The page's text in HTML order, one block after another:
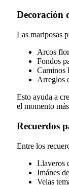
Decoración
Las mariposas
Arcos
Fondos
Caminos
Arreglos
Esto ayuda a
el momento
Recuerdos
Entre los
Llaveros
Imánes
Velas